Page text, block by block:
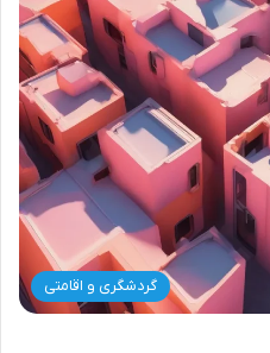
گردشگری و اقامتی